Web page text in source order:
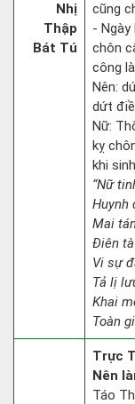
Nhị
Thập
Bát Tú
cũng
- Ngày
chôn
công
Nên:
dứt
Nữ:
kỵ
khi
“Nữ
Huynh
Mai
Điên tà
Vi sự
Tả lị
Khai
Toàn
Trực
Nên
Táo